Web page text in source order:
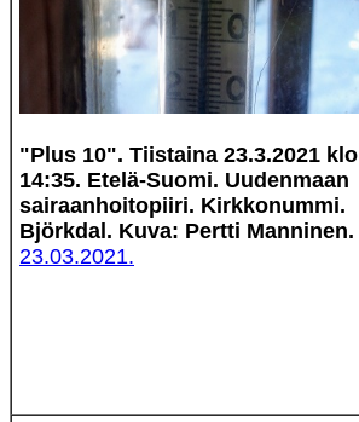
"Plus 10". Tiistaina 23.3.2021 klo
14:35. Etelä-Suomi. Uudenmaan
sairaanhoitopiiri. Kirkkonummi.
Björkdal. Kuva: Pertti Manninen.
23.03.2021.